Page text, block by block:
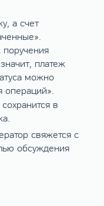
а счет
поручения
платеж
можно
операций».
в
свяжется с
обсуждения